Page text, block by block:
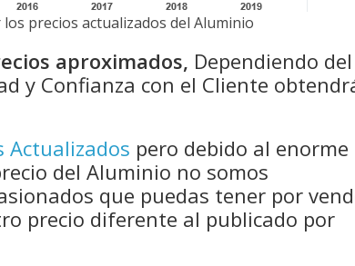
precios actualizados del Aluminio
aproximados, Dependiendo del
y Confianza con el Cliente
Actualizados pero debido al enorme
del Aluminio no somos
que puedas tener por
precio diferente al publicado por